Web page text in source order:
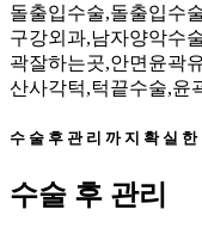
돌출입수술,돌출입수
구강외과,남자양악수
곽잘하는곳,안면윤곽
산사각턱,턱끝수술,윤
수 술 후 관 리 까 지 확 실 한
수술 후 관리